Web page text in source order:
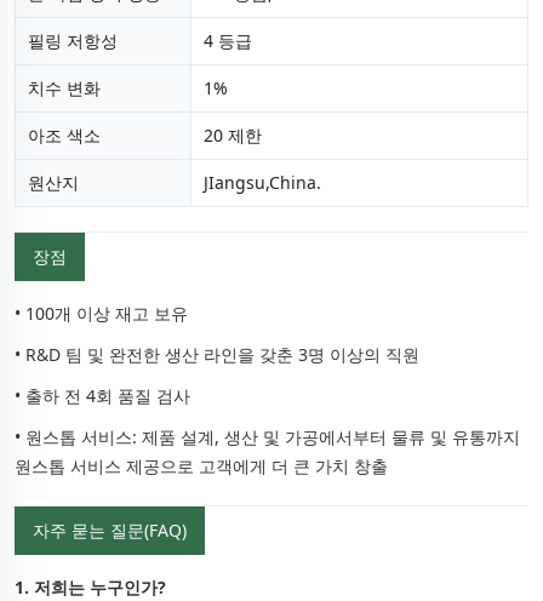
필링 저항성 4 등급
치수 변화 1%
아조 색소 20 제한
원산지 JIangsu,China.
장점
• 100개 이상 재고 보유
• R&D 팀 및 완전한 생산 라인을 갖춘 3명 이상의 직원
• 출하 전 4회 품질 검사
• 원스톱 서비스: 제품 설계, 생산 및 가공에서부터 물류 및 유통까지
원스톱 서비스 제공으로 고객에게 더 큰 가치 창출
자주 묻는 질문(FAQ)
1. 저희는 누구인가?